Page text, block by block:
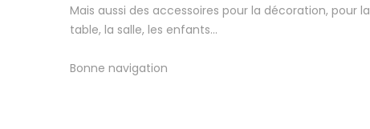
Mais aussi des accessoires pour la décoration, pour la
table, la salle, les enfants...
Bonne navigation